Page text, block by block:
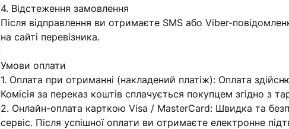
4. Відстеження замовлення
Після відправлення ви отримаєте SMS або Viber-
на сайті перевізника.
Умови оплати
1. Оплата при отриманні (накладений платіж): Оплата
Комісія за переказ коштів сплачується покупцем згідно з
2. Онлайн-оплата карткою Visa / MasterCard: Швидка та
сервіс. Після успішної оплати ви отримаєте електронне